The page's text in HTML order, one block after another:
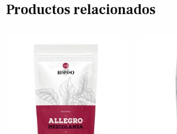
Productos relacionados